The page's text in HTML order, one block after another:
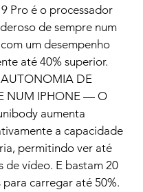
Pro é o processador
de sempre num
um desempenho
até 40% superior.
DE
NUM IPHONE — O
aumenta
a capacidade
permitindo ver até
de vídeo. E bastam 20
para carregar até 50%.